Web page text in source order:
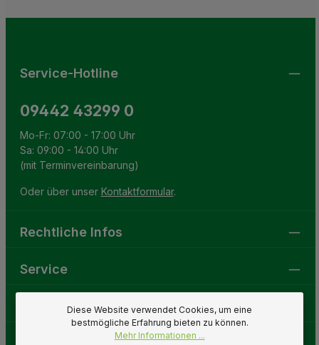
Service-Hotline
09442 43299 0
Mo-Fr: 07:00 - 17:00 Uhr
Sa: 09:00 - 14:00 Uhr
(mit Terminvereinbarung)
Oder über unser Kontaktformular.
Rechtliche Infos
Service
GartenweltDiese Website verwendet Cookies, um eine
bestmögliche Erfahrung bieten zu können.
Mehr Informationen ...